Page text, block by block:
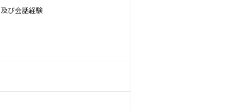
び会話経験